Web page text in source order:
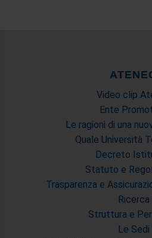
Video clip
Ente
Le ragioni di una
Quale Università
Decreto
Statuto e
Trasparenza e
Ricerca
Struttura e
Le Sedi